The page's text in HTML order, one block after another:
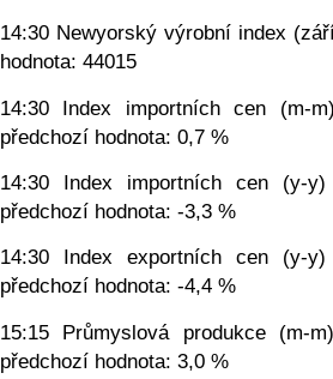
14:30 Newyorský výrobní index
hodnota: 44015
14:30 Index importních cen (m-
předchozí hodnota: 0,7 %
14:30 Index importních cen (y-
předchozí hodnota: -3,3 %
14:30 Index exportních cen (y-
předchozí hodnota: -4,4 %
15:15 Průmyslová produkce (m-
předchozí hodnota: 3,0 %